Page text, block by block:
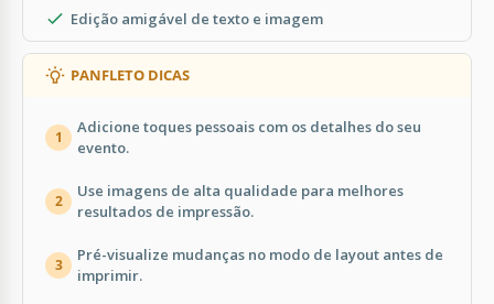
Edição amigável de texto e imagem
PANFLETO DICAS
1
Adicione toques pessoais com os detalhes do seu
evento.
2
Use imagens de alta qualidade para melhores
resultados de impressão.
3
Pré-visualize mudanças no modo de layout antes de
imprimir.